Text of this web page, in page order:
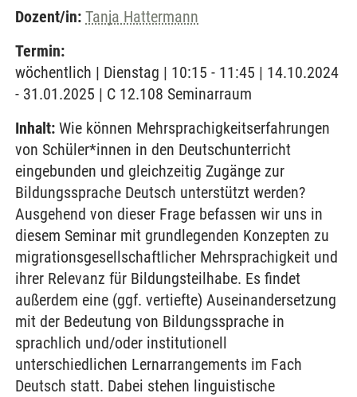
Dozent/in: Tanja Hattermann
Termin:
wöchentlich | Dienstag | 10:15 - 11:45 | 14.10.2024
- 31.01.2025 | C 12.108 Seminarraum
Inhalt: Wie können Mehrsprachigkeitserfahrungen
von Schüler*innen in den Deutschunterricht
eingebunden und gleichzeitig Zugänge zur
Bildungssprache Deutsch unterstützt werden?
Ausgehend von dieser Frage befassen wir uns in
diesem Seminar mit grundlegenden Konzepten zu
migrationsgesellschaftlicher Mehrsprachigkeit und
ihrer Relevanz für Bildungsteilhabe. Es findet
außerdem eine (ggf. vertiefte) Auseinandersetzung
mit der Bedeutung von Bildungssprache in
sprachlich und/oder institutionell
unterschiedlichen Lernarrangements im Fach
Deutsch statt. Dabei stehen linguistische